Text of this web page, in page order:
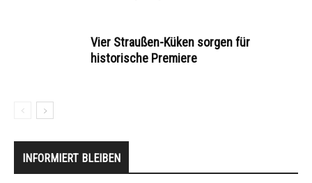
Vier Straußen-Küken sorgen für
historische Premiere
INFORMIERT BLEIBEN